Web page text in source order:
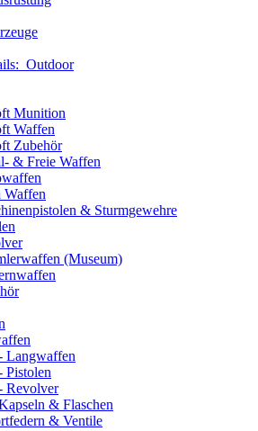
Outdoor
Munition
Waffen
Zubehör
& Freie Waffen
Waffen
& Sturmgewehre
(Museum)
Langwaffen
Pistolen
Revolver
& Flaschen
& Ventile